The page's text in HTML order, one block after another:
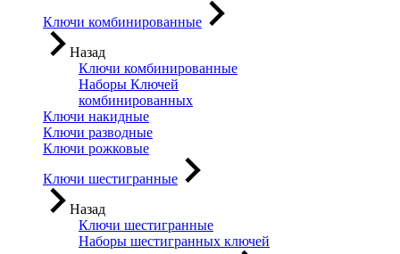
Ключи комбинированные
Назад
Ключи комбинированные
Наборы Ключей
комбинированных
Ключи накидные
Ключи разводные
Ключи рожковые
Ключи шестигранные
Назад
Ключи шестигранные
Наборы шестигранных ключей